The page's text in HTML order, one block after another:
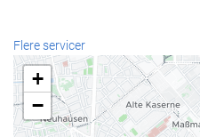
Wellness
Spa
Tyrkisk bad
Sauna
Flere servicer
+
−